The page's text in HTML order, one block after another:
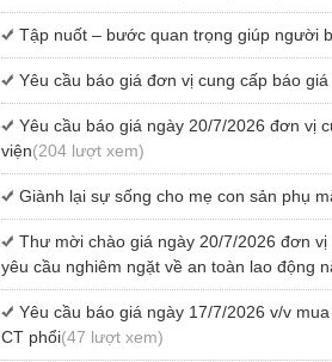
Tập nuốt – bước quan trọng giúp người
Yêu cầu báo giá đơn vị cung cấp báo
Yêu cầu báo giá ngày 20/7/2026 đơn vị
viện(204 lượt xem)
Giành lại sự sống cho mẹ con sản phụ
Thư mời chào giá ngày 20/7/2026 đơn
yêu cầu nghiêm ngặt về an toàn lao động
Yêu cầu báo giá ngày 17/7/2026 v/v
CT phổi(47 lượt xem)